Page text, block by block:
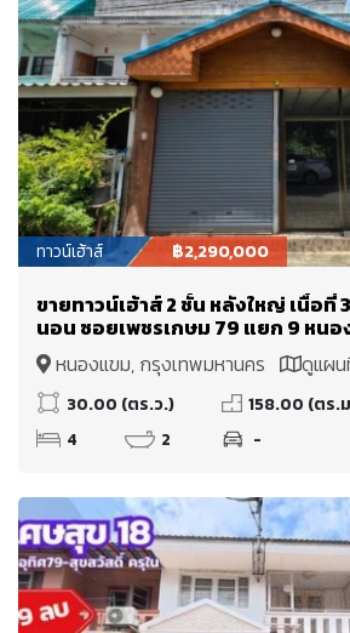
ทาวน์เฮ้าส์ ฿2,290,000
ขายทาวน์เฮ้าส์ 2 ชั้น หลังใหญ่ เนื้อที่
นอน ซอยเพชรเกษม 79 แยก 9 หน
หนองแขม, กรุงเทพมหานคร
ดูแผ
30.00 (ตร.ว.)
158.00 (ตร.
4
2 -